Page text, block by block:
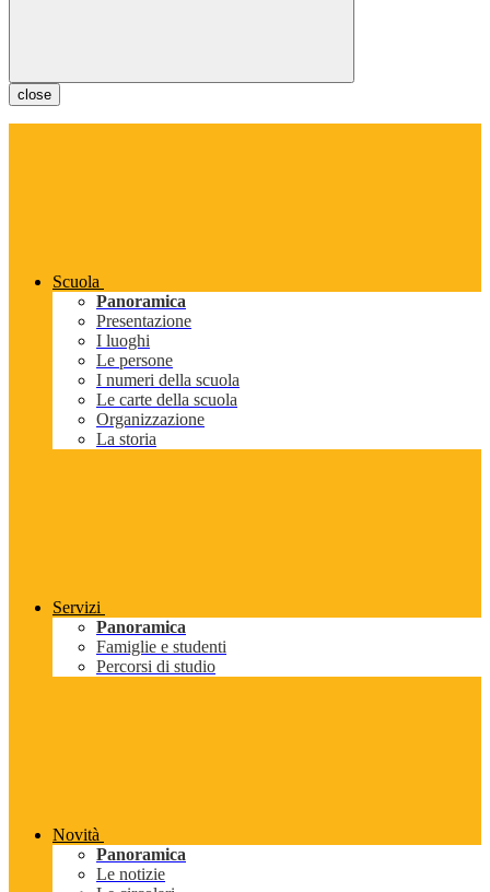
close
Scuola
Panoramica
Presentazione
I luoghi
Le persone
I numeri della scuola
Le carte della scuola
Organizzazione
La storia
Servizi
Panoramica
Famiglie e studenti
Percorsi di studio
Novità
Panoramica
Le notizie